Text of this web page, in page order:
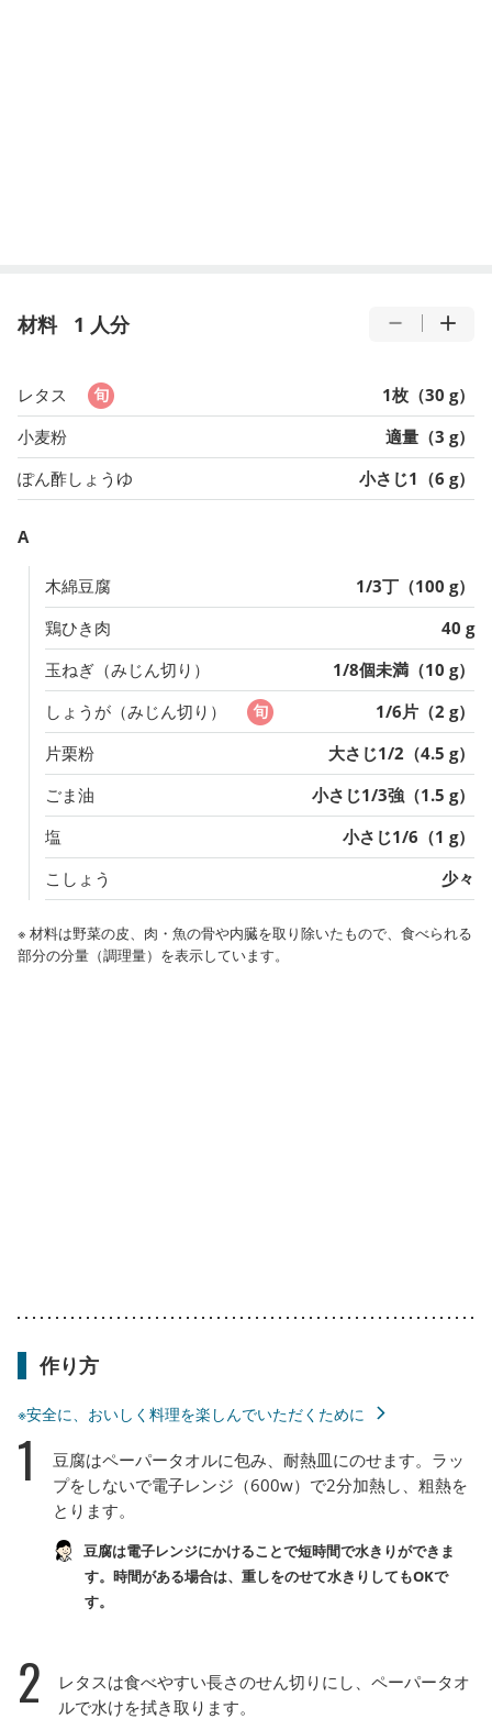
材料 1 人分
レタス
1枚（30 g）
小麦粉
適量（3 g）
ぽん酢しょうゆ
小さじ1（6 g）
A
木綿豆腐
1/3丁（100 g）
鶏ひき肉
40 g
玉ねぎ（みじん切り）
1/8個未満（10 g）
しょうが（みじん切り）
1/6片（2 g）
片栗粉
大さじ1/2（4.5 g）
ごま油
小さじ1/3強（1.5 g）
塩
小さじ1/6（1 g）
こしょう
少々
※ 材料は野菜の皮、肉・魚の骨や内臓を取り除いたもので、食べられる
部分の分量（調理量）を表示しています。
作り方
※安全に、おいしく料理を楽しんでいただくために
1
豆腐はペーパータオルに包み、耐熱皿にのせます。ラッ
プをしないで電子レンジ（600w）で2分加熱し、粗熱を
とります。
豆腐は電子レンジにかけることで短時間で水きりができま
す。時間がある場合は、重しをのせて水きりしてもOKで
す。
2
レタスは食べやすい長さのせん切りにし、ペーパータオ
ルで水けを拭き取ります。